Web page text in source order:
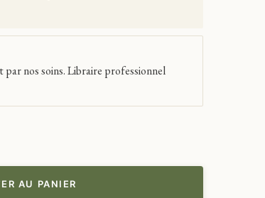
nos soins. Libraire professionnel
AU PANIER